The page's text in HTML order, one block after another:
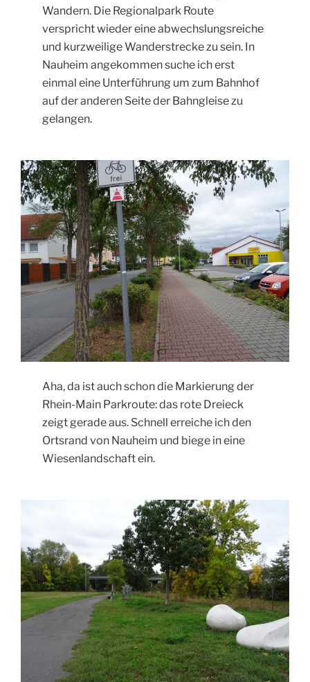
Wandern. Die Regionalpark Route
verspricht wieder eine abwechslungsreiche
und kurzweilige Wanderstrecke zu sein. In
Nauheim angekommen suche ich erst
einmal eine Unterführung um zum Bahnhof
auf der anderen Seite der Bahngleise zu
gelangen.
Aha, da ist auch schon die Markierung der
Rhein-Main Parkroute: das rote Dreieck
zeigt gerade aus. Schnell erreiche ich den
Ortsrand von Nauheim und biege in eine
Wiesenlandschaft ein.